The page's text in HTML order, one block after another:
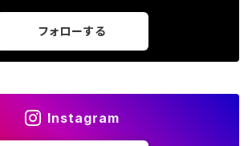
フォローする
Instagram